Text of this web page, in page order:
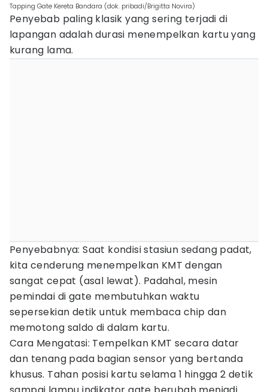
Tapping Gate Kereta Bandara (dok. pribadi/Brigitta Novira)
Penyebab paling klasik yang sering terjadi di
lapangan adalah durasi menempelkan kartu yang
kurang lama.
Penyebabnya: Saat kondisi stasiun sedang padat,
kita cenderung menempelkan KMT dengan
sangat cepat (asal lewat). Padahal, mesin
pemindai di gate membutuhkan waktu
sepersekian detik untuk membaca chip dan
memotong saldo di dalam kartu.
Cara Mengatasi: Tempelkan KMT secara datar
dan tenang pada bagian sensor yang bertanda
khusus. Tahan posisi kartu selama 1 hingga 2 detik